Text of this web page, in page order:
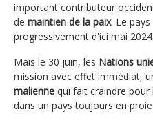
important contributeur
de maintien de la paix. Le
progressivement d'ici mai 2024.
Mais le 30 juin, les Nations
mission avec effet immédiat,
malienne qui fait craindre
dans un pays toujours en